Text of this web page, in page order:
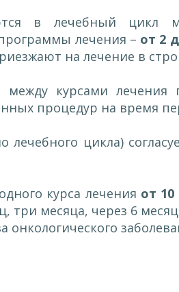
в лечебный
лечения – от 2
на лечение в
курсами лечения
процедур на время
лечебного цикла)
курса лечения от
три месяца, через 6
онкологического